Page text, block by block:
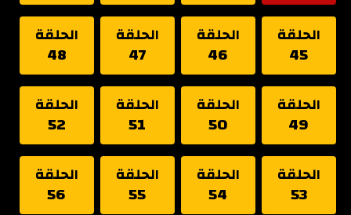
الحلقة
45
الحلقة
46
الحلقة
47
الحلقة
48
الحلقة
49
الحلقة
50
الحلقة
51
الحلقة
52
الحلقة
53
الحلقة
54
الحلقة
55
الحلقة
56